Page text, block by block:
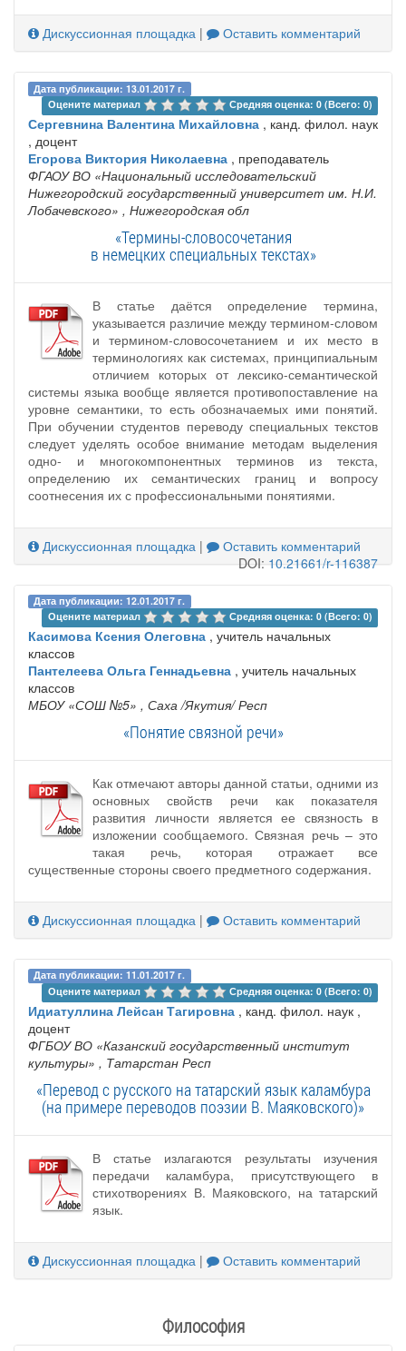
Дискуссионная площадка | Оставить комментарий
Дата публикации: 13.01.2017 г.
Оцените материал
Средняя оценка: 0 (Всего: 0)
Сергевнина Валентина Михайловна , канд. филол. наук
, доцент
Егорова Виктория Николаевна , преподаватель
ФГАОУ ВО «Национальный исследовательский
Нижегородский государственный университет им. Н.И.
Лобачевского» , Нижегородская обл
«Термины-словосочетания
в немецких специальных текстах»
В статье даётся определение термина,
указывается различие между термином-словом
и термином-словосочетанием и их место в
терминологиях как системах, принципиальным
отличием которых от лексико-семантической
системы языка вообще является противопоставление на
уровне семантики, то есть обозначаемых ими понятий.
При обучении студентов переводу специальных текстов
следует уделять особое внимание методам выделения
одно- и многокомпонентных терминов из текста,
определению их семантических границ и вопросу
соотнесения их с профессиональными понятиями.
Дискуссионная площадка |
Оставить комментарий
DOI:10.21661/r-116387
Дата публикации: 12.01.2017 г.
Оцените материал
Средняя оценка: 0 (Всего: 0)
Касимова Ксения Олеговна , учитель начальных
классов
Пантелеева Ольга Геннадьевна , учитель начальных
классов
МБОУ «СОШ №5» , Саха /Якутия/ Респ
«Понятие связной речи»
Как отмечают авторы данной статьи, одними из
основных свойств речи как показателя
развития личности является ее связность в
изложении сообщаемого. Связная речь – это
такая речь, которая отражает все
существенные стороны своего предметного содержания.
Дискуссионная площадка | Оставить комментарий
Дата публикации: 11.01.2017 г.
Оцените материал
Средняя оценка: 0 (Всего: 0)
Идиатуллина Лейсан Тагировна , канд. филол. наук ,
доцент
ФГБОУ ВО «Казанский государственный институт
культуры» , Татарстан Респ
«Перевод с русского на татарский язык каламбура
(на примере переводов поэзии В. Маяковского)»
В статье излагаются результаты изучения
передачи каламбура, присутствующего в
стихотворениях В. Маяковского, на татарский
язык.
Дискуссионная площадка | Оставить комментарий
Философия